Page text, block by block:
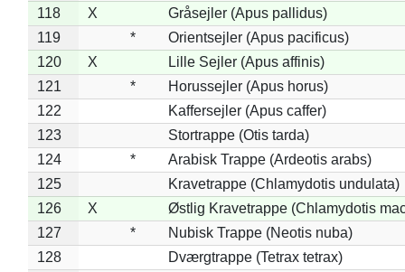
118
X
Gråsejler (Apus pallidus)
119
*
Orientsejler (Apus pacificus)
120
X
Lille Sejler (Apus affinis)
121
*
Horussejler (Apus horus)
122
Kaffersejler (Apus caffer)
123
Stortrappe (Otis tarda)
124
*
Arabisk Trappe (Ardeotis arabs)
125
Kravetrappe (Chlamydotis undulata)
126
X
Østlig Kravetrappe (Chlamydotis
127
*
Nubisk Trappe (Neotis nuba)
128
Dværgtrappe (Tetrax tetrax)